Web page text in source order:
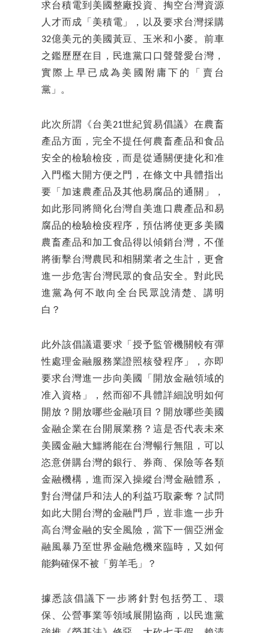
求台積電到美國整廠投資、掏空台灣資源
人才而成「美積電」，以及要求台灣採購
32億美元的美國黃豆、玉米和小麥。前車
之鑑歷歷在目，民進黨口口聲聲愛台灣，
實際上早已成為美國附庸下的「賣台
黨」。
此次所謂《台美21世紀貿易倡議》在農畜
產品方面，完全不提任何農畜產品和食品
安全的檢驗檢疫，而是從通關便捷化和准
入門檻大開方便之門，在條文中具體指出
要「加速農產品及其他易腐品的通關」，
如此形同將簡化台灣自美進口農產品和易
腐品的檢驗檢疫程序，預估將使更多美國
農畜產品和加工食品得以傾銷台灣，不僅
將衝擊台灣農民和相關業者之生計，更會
進一步危害台灣民眾的食品安全。對此民
進黨為何不敢向全台民眾說清楚、講明
白？
此外該倡議還要求「授予監管機關較有彈
性處理金融服務業證照核發程序」，亦即
要求台灣進一步向美國「開放金融領域的
准入資格」，然而卻不具體詳細說明如何
開放？開放哪些金融項目？開放哪些美國
金融企業在台開展業務？這是否代表未來
美國金融大鱷將能在台灣暢行無阻，可以
恣意併購台灣的銀行、券商、保險等各類
金融機構，進而深入操縱台灣金融體系，
對台灣儲戶和法人的利益巧取豪奪？試問
如此大開台灣的金融門戶，豈非進一步升
高台灣金融的安全風險，當下一個亞洲金
融風暴乃至世界金融危機來臨時，又如何
能夠確保不被「剪羊毛」？
據悉該倡議下一步將針對包括勞工、環
保、公營事業等領域展開協商，以民進黨